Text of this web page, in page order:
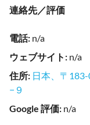
連絡先／評価
電話: n/a
ウェブサイト : n/a
住所: 日本、〒
−９
Google 評価: n/a